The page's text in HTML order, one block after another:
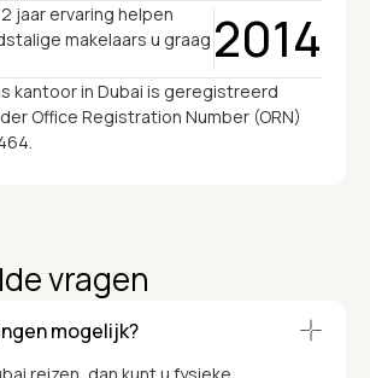
jaar ervaring helpen
makelaars u graag 2014
kantoor in Dubai is geregistreerd
Office Registration Number (ORN)
vragen
mogelijk?